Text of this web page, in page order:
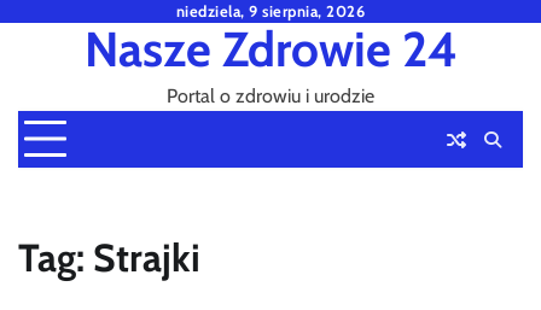
niedziela, 9 sierpnia, 2026
Nasze Zdrowie 24
Portal o zdrowiu i urodzie
Tag: Strajki